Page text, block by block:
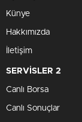
Künye
Hakkımızda
İletişim
SERVİSLER 2
Canlı Borsa
Canlı Sonuçlar